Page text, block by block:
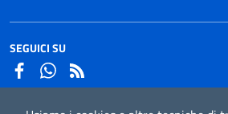
SEGUICI SU
FacebookWhatsapp